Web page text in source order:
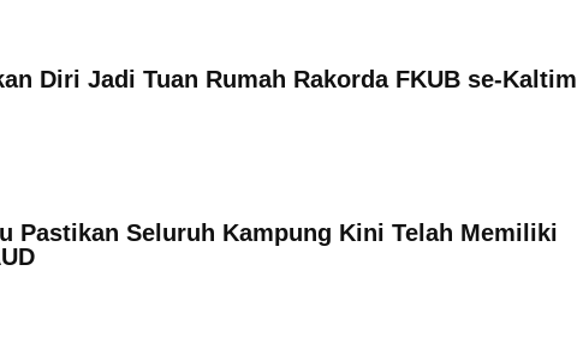
Diri Jadi Tuan Rumah Rakorda FKUB se-Kaltim
Pastikan Seluruh Kampung Kini Telah Memiliki